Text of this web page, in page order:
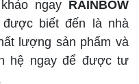
ngay RAINBOW
được biết đến là nhà
lượng sản phẩm và
hệ ngay để được tư